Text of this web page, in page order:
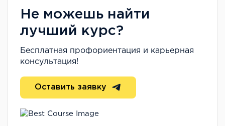
Не можешь найти
лучший курс?
Бесплатная профориентация и карьерная
консультация!
Оставить заявку